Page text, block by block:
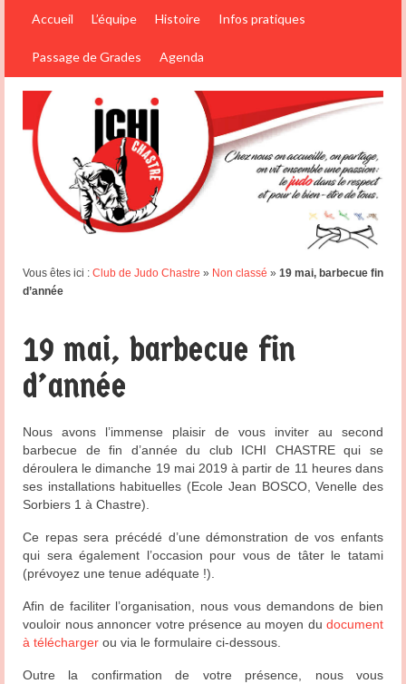
Accueil L’équipe Histoire Infos pratiques
Passage de Grades Agenda
Vous êtes ici : Club de Judo Chastre » Non classé » 19 mai, barbecue fin
d’année
19 mai, barbecue fin
d’année
Nous avons l’immense plaisir de vous inviter au second
barbecue de fin d’année du club ICHI CHASTRE qui se
déroulera le dimanche 19 mai 2019 à partir de 11 heures dans
ses installations habituelles (Ecole Jean BOSCO, Venelle des
Sorbiers 1 à Chastre).
Ce repas sera précédé d’une démonstration de vos enfants
qui sera également l’occasion pour vous de tâter le tatami
(prévoyez une tenue adéquate !).
Afin de faciliter l’organisation, nous vous demandons de bien
vouloir nous annoncer votre présence au moyen du document
à télécharger ou via le formulaire ci-dessous.
Outre la confirmation de votre présence, nous vous